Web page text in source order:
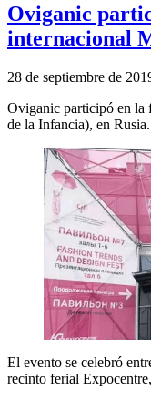
Oviganic
internacional
Publicado
28 de septiembre de
Oviganic participó en
de la Infancia), en Rusia.
El evento se celebró
recinto ferial